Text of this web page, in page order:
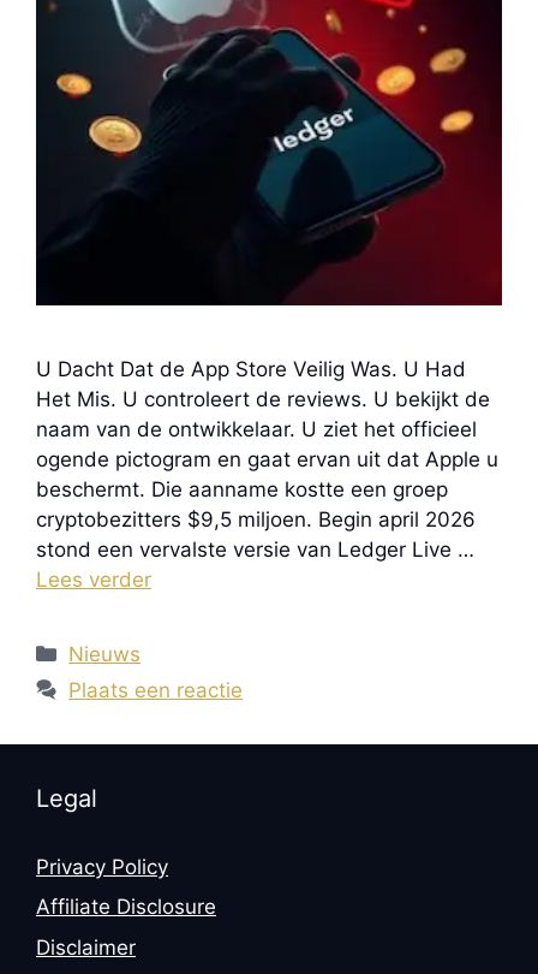
U Dacht Dat de App Store Veilig Was. U Had
Het Mis. U controleert de reviews. U bekijkt de
naam van de ontwikkelaar. U ziet het officieel
ogende pictogram en gaat ervan uit dat Apple u
beschermt. Die aanname kostte een groep
cryptobezitters $9,5 miljoen. Begin april 2026
stond een vervalste versie van Ledger Live …
Lees verder
Categorieën
Nieuws
Plaats een reactie
Legal
Privacy Policy
Affiliate Disclosure
Disclaimer